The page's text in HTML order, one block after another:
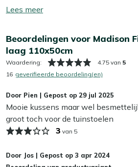
zitten.
Bekijk meer Lage rug kussens
hardnekkige vlekken los te krijgen
schaduw laat opdrogen, zo voorkom
terugloopt.
Wil je het jezelf nog makkelijker
Kees Smit Textiel & Rope
kussens water- en vuilafstotend,
blijven. Dat bespaart je weer
laten liggen?
Toon/verberg
Beoordelingen voor Madison
laag 110x50cm
Waardering: 4.75 van 5
16 geverifieerde beoordeling(en)
Door Pien | Gepost op 29 jul 2025
Mooie kussens maar wel
groot toch voor de tuinstoelen
3 van 5
Door Jos | Gepost op 3 apr 2024